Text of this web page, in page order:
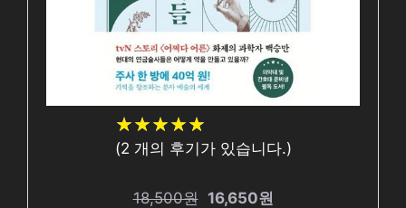
★★★★★
★★★★★
(2 개의 후기가 있습니다.)
18,500원 16,650원